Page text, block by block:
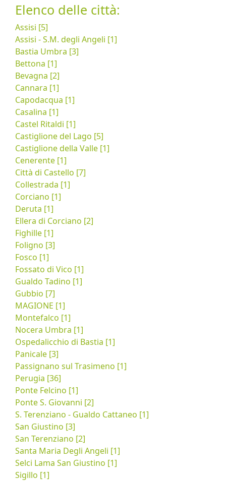
Elenco delle città:
Assisi [5]
Assisi - S.M. degli Angeli [1]
Bastia Umbra [3]
Bettona [1]
Bevagna [2]
Cannara [1]
Capodacqua [1]
Casalina [1]
Castel Ritaldi [1]
Castiglione del Lago [5]
Castiglione della Valle [1]
Cenerente [1]
Città di Castello [7]
Collestrada [1]
Corciano [1]
Deruta [1]
Ellera di Corciano [2]
Fighille [1]
Foligno [3]
Fosco [1]
Fossato di Vico [1]
Gualdo Tadino [1]
Gubbio [7]
MAGIONE [1]
Montefalco [1]
Nocera Umbra [1]
Ospedalicchio di Bastia [1]
Panicale [3]
Passignano sul Trasimeno [1]
Perugia [36]
Ponte Felcino [1]
Ponte S. Giovanni [2]
S. Terenziano - Gualdo Cattaneo [1]
San Giustino [3]
San Terenziano [2]
Santa Maria Degli Angeli [1]
Selci Lama San Giustino [1]
Sigillo [1]